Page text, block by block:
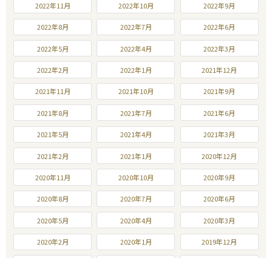
2022年11月 2022年10月 2022年9月
2022年8月 2022年7月 2022年6月
2022年5月 2022年4月 2022年3月
2022年2月 2022年1月 2021年12月
2021年11月 2021年10月 2021年9月
2021年8月 2021年7月 2021年6月
2021年5月 2021年4月 2021年3月
2021年2月 2021年1月 2020年12月
2020年11月 2020年10月 2020年9月
2020年8月 2020年7月 2020年6月
2020年5月 2020年4月 2020年3月
2020年2月 2020年1月 2019年12月